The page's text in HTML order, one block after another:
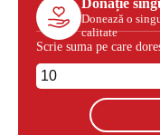
Donează o
calitate
Scrie suma pe care